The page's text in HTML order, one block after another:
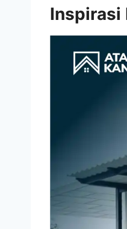
Inspirasi